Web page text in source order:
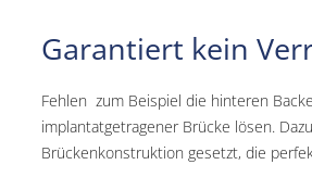
Garantiert kein
Fehlen zum Beispiel die hinteren
implantatgetragener Brücke lösen.
Brückenkonstruktion gesetzt, die